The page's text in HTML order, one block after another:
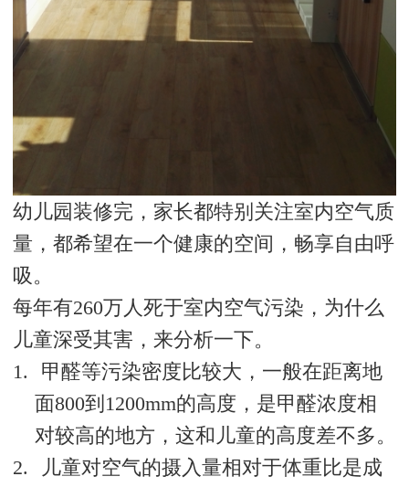
幼儿园装修完，家长都特别关注室内空气质
量，都希望在一个健康的空间，畅享自由呼
吸。
每年有260万人死于室内空气污染，为什么
儿童深受其害，来分析一下。
1.
甲醛等污染密度比较大，一般在距离地
面800到 1200mm的高度，是甲醛浓度相
对较高的地方，这和儿童的高度差不多。
2.
儿童对空气的摄入量相对于体重比是成